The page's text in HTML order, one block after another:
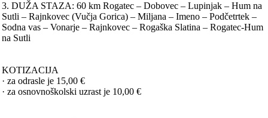
3. DUŽA STAZA: 60 km Rogatec – Dobovec – Lupinjak – Hum na
Sutli – Rajnkovec (Vučja Gorica) – Miljana – Imeno – Podčetrtek –
Sodna vas – Vonarje – Rajnkovec – Rogaška Slatina – Rogatec-Hum
na Sutli
KOTIZACIJA
· za odrasle je 15,00 €
· za osnovnoškolski uzrast je 10,00 €